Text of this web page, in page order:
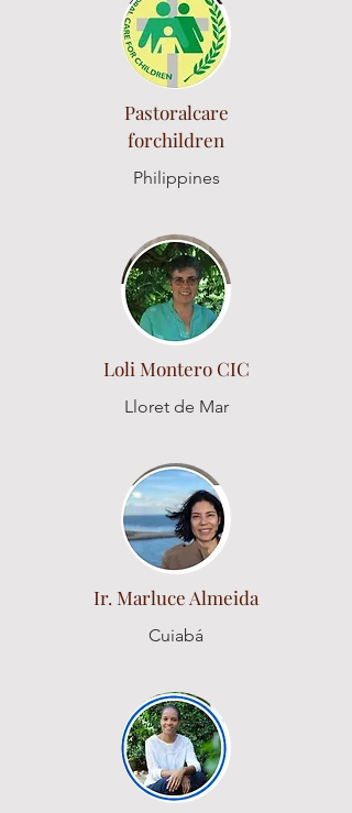
Pastoralcare
forchildren
Philippines
Loli Montero CIC
Lloret de Mar
Ir. Marluce Almeida
Cuiabá